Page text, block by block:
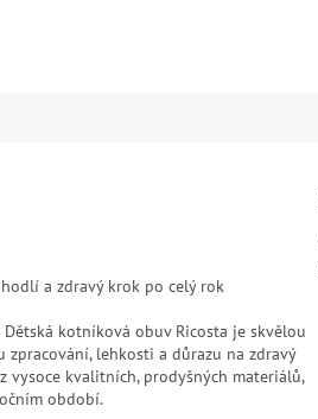
a zdravý krok po celý rok
kotníková obuv Ricosta je skvělou
lehkosti a důrazu na zdravý
vysoce kvalitních, prodyšných materiálů,
období.